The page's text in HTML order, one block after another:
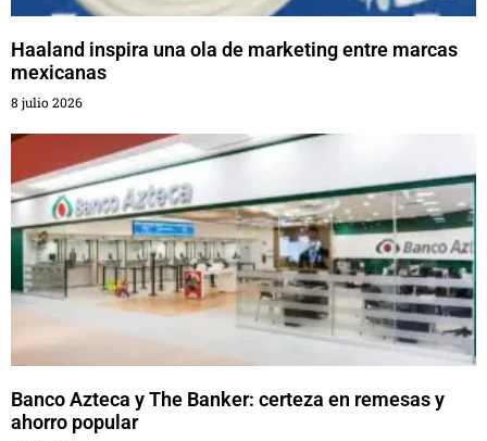
Haaland inspira una ola de marketing entre marcas
mexicanas
8 julio 2026
Banco Azteca y The Banker: certeza en remesas y
ahorro popular